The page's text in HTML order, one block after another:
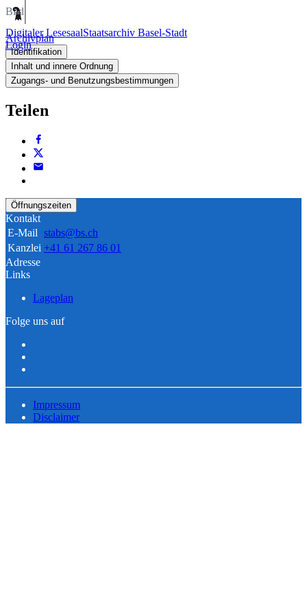
Digitaler LesesaalStaatsarchiv Basel-Stadt
Login
Bild
Archivplan
Identifikation
Inhalt und innere Ordnung
Zugangs- und Benutzungsbestimmungen
Teilen
Öffnungszeiten
Kontakt
E-Mail stabs@bs.ch
Kanzlei +41 61 267 86 01
Adresse
Links
Lageplan
Folge uns auf
Impressum
Disclaimer